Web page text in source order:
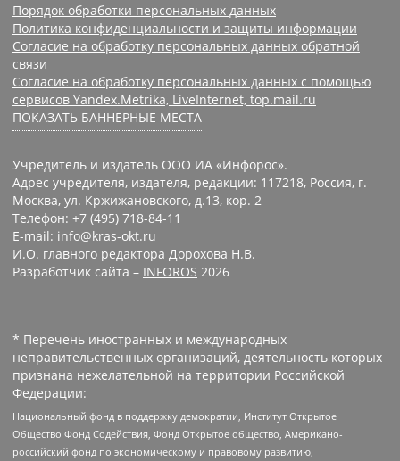
Порядок обработки персональных данных
Политика конфиденциальности и защиты информации
Согласие на обработку персональных данных обратной
связи
Согласие на обработку персональных данных с помощью
сервисов Yandex.Metrika, LiveInternet, top.mail.ru
ПОКАЗАТЬ БАННЕРНЫЕ МЕСТА
Учредитель и издатель ООО ИА «Инфорос».
Адрес учредителя, издателя, редакции: 117218, Россия, г.
Москва, ул. Кржижановского, д.13, кор. 2
Телефон: +7 (495) 718-84-11
E-mail: info@kras-okt.ru
И.О. главного редактора Дорохова Н.В.
Разработчик сайта – INFOROS 2026
* Перечень иностранных и международных
неправительственных организаций, деятельность которых
признана нежелательной на территории Российской
Федерации:
Национальный фонд в поддержку демократии, Институт Открытое
Общество Фонд Содействия, Фонд Открытое общество, Американо-
российский фонд по экономическому и правовому развитию,